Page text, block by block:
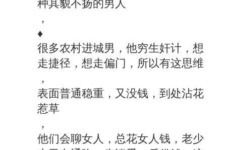
，
♦
很多农村进城男，他穷生奸计，想
走捷径，想走偏门，所以有这思维
，
表面普通稳重，又没钱，到处沾花
惹草
，
他们会聊女人，总花女人钱，老少